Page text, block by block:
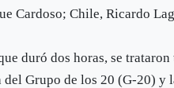
Cardoso; Chile, Ricardo
duró dos horas, se
del Grupo de los 20 (G-20)